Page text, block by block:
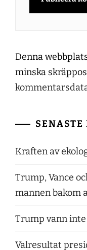
Denna
minska
Kraften av
Trump, Vance
mannen bakom
Trump vann
Valresultat